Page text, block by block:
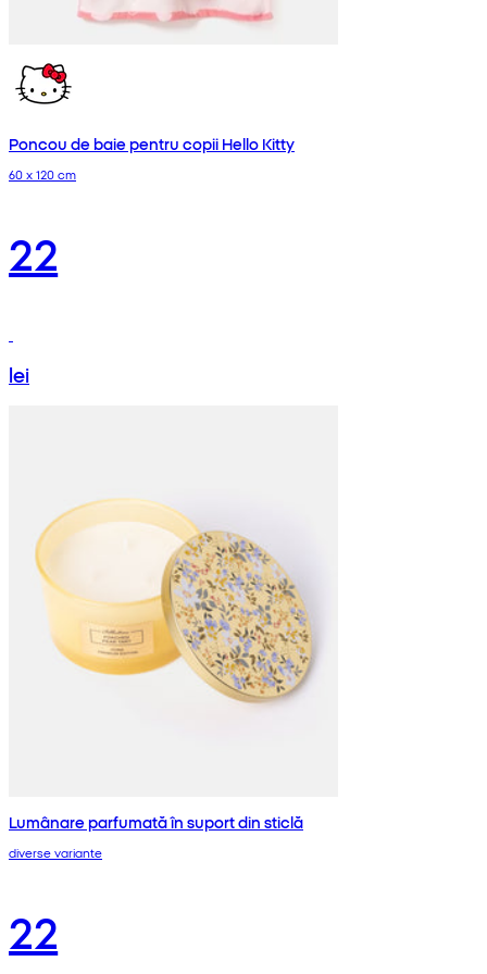
Poncou de baie pentru copii Hello Kitty
60 x 120 cm
22
lei
Lumânare parfumată în suport din sticlă
diverse variante
22